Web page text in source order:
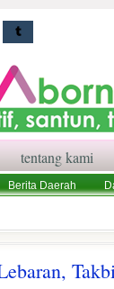
tentang kami
Berita Daerah